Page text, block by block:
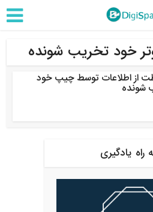
خود تخریب شونده
از اطلاعات توسط چیپ خود
شونده
راه یادگیری